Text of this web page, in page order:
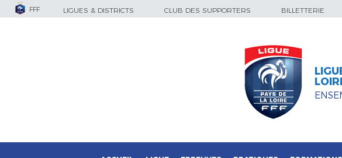
FFF LIGUES & DISTRICTS CLUB DES SUPPORTERS BILLETTERIE